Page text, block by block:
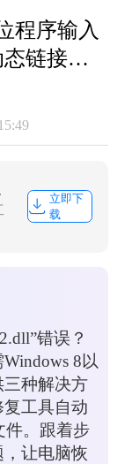
程序输入
态链接库
立即下
载
错误？
8以
种解决方
工具自动
件。跟着步
让电脑恢